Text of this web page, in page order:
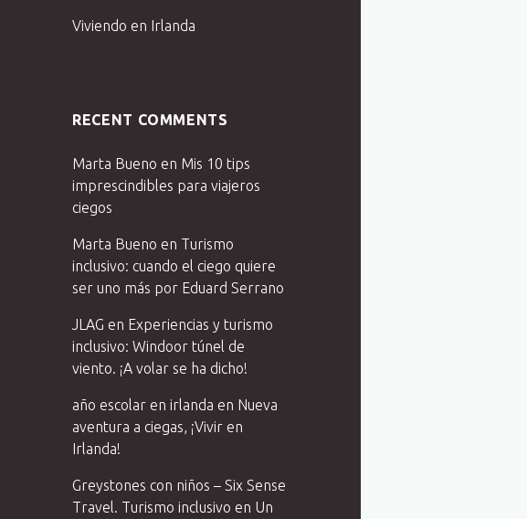
Viviendo en Irlanda
RECENT COMMENTS
Marta Bueno en Mis 10 tips
imprescindibles para viajeros
ciegos
Marta Bueno en Turismo
inclusivo: cuando el ciego quiere
ser uno más por Eduard Serrano
JLAG en Experiencias y turismo
inclusivo: Windoor túnel de
viento. ¡A volar se ha dicho!
año escolar en irlanda en Nueva
aventura a ciegas, ¡Vivir en
Irlanda!
Greystones con niños – Six Sense
Travel. Turismo inclusivo en Un